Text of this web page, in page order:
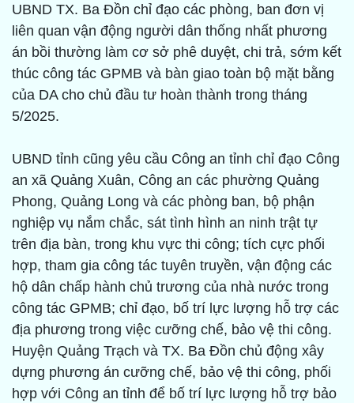
UBND TX. Ba Đồn chỉ đạo các phòng, ban đơn vị
liên quan vận động người dân thống nhất phương
án bồi thường làm cơ sở phê duyệt, chi trả, sớm kết
thúc công tác GPMB và bàn giao toàn bộ mặt bằng
của DA cho chủ đầu tư hoàn thành trong tháng
5/2025.
UBND tỉnh cũng yêu cầu Công an tỉnh chỉ đạo Công
an xã Quảng Xuân, Công an các phường Quảng
Phong, Quảng Long và các phòng ban, bộ phận
nghiệp vụ nắm chắc, sát tình hình an ninh trật tự
trên địa bàn, trong khu vực thi công; tích cực phối
hợp, tham gia công tác tuyên truyền, vận động các
hộ dân chấp hành chủ trương của nhà nước trong
công tác GPMB; chỉ đạo, bố trí lực lượng hỗ trợ các
địa phương trong việc cưỡng chế, bảo vệ thi công.
Huyện Quảng Trạch và TX. Ba Đồn chủ động xây
dựng phương án cưỡng chế, bảo vệ thi công, phối
hợp với Công an tỉnh để bố trí lực lượng hỗ trợ bảo